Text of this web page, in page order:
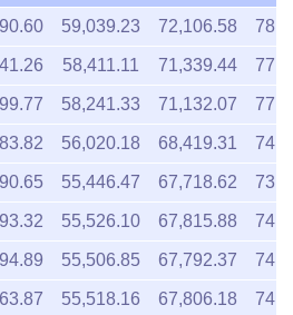
59,039.23 72,106.58
58,411.11 71,339.44
58,241.33 71,132.07
56,020.18 68,419.31
55,446.47 67,718.62
55,526.10 67,815.88
55,506.85 67,792.37
55,518.16 67,806.18